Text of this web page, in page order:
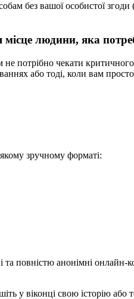
без вашої особистої згоди
людини, яка
потрібно чекати
або тоді, коли вам
зручному форматі:
та повністю анонімні онлайн-
у віконці свою історію